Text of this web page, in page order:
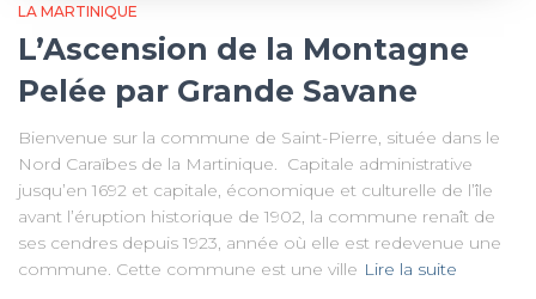
LA MARTINIQUE
L’Ascension de la Montagne
Pelée par Grande Savane
Bienvenue sur la commune de Saint-Pierre, située dans le
Nord Caraïbes de la Martinique. Capitale administrative
jusqu’en 1692 et capitale, économique et culturelle de l’île
avant l’éruption historique de 1902, la commune renaît de
ses cendres depuis 1923, année où elle est redevenue une
commune. Cette commune est une ville Lire la suite